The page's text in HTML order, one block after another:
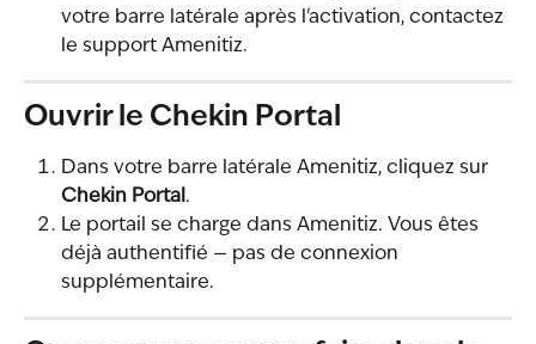
votre barre latérale après l'activation, contactez
le support Amenitiz.
Ouvrir le Chekin Portal
Dans votre barre latérale Amenitiz, cliquez sur
Chekin Portal .
Le portail se charge dans Amenitiz. Vous êtes
déjà authentifié — pas de connexion
supplémentaire.